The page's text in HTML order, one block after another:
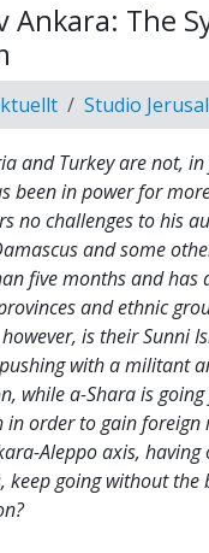
Ankara: The
Studio
and Turkey are not,
been in power for
no challenges to his
and some
five months and has
and ethnic
is their Sunni
with a militant
while a-Shara is
in order to gain foreign
Aleppo axis, having
keep going without the